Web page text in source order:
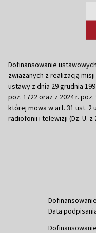
Dofinansowanie
związanych z realizacją
ustawy z dnia 29 grudnia
poz. 1722 oraz z 2024 r.
której mowa w art. 31 ust. 2
radiofonii i telewizji (Dz. U. z
Data